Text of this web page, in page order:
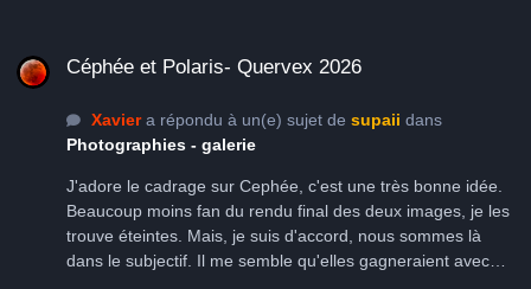
Céphée et Polaris- Quervex 2026
Xaviera répondu à un(e) sujet de supaii dans
Photographies - galerie
J'adore le cadrage sur Cephée, c'est une très bonne idée.
Beaucoup moins fan du rendu final des deux images, je les
trouve éteintes. Mais, je suis d'accord, nous sommes là
dans le subjectif. Il me semble qu'elles gagneraient avec